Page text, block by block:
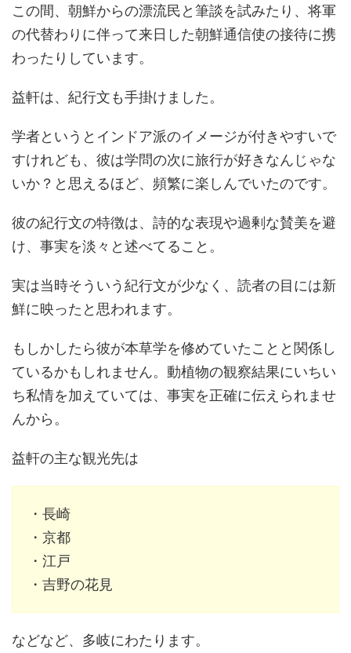
この間、朝鮮からの漂流民と筆談を試みたり、将軍
の代替わりに伴って来日した朝鮮通信使の接待に携
わったりしています。
益軒は、紀行文も手掛けました。
学者というとインドア派のイメージが付きやすいで
すけれども、彼は学問の次に旅行が好きなんじゃな
いか？と思えるほど、頻繁に楽しんでいたのです。
彼の紀行文の特徴は、詩的な表現や過剰な賛美を避
け、事実を淡々と述べてること。
実は当時そういう紀行文が少なく、読者の目には新
鮮に映ったと思われます。
もしかしたら彼が本草学を修めていたことと関係し
ているかもしれません。動植物の観察結果にいちい
ち私情を加えていては、事実を正確に伝えられませ
んから。
益軒の主な観光先は
・長崎
・京都
・江戸
・吉野の花見
などなど、多岐にわたります。